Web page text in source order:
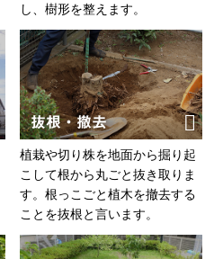
し、樹形を整えます。
抜根・撤去
植栽や切り株を地面から掘り起
こして根から丸ごと抜き取りま
す。根っこごと植木を撤去する
ことを抜根と言います。